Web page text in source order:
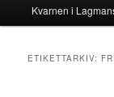
Kvarnen i
ETIKETTARKIV: